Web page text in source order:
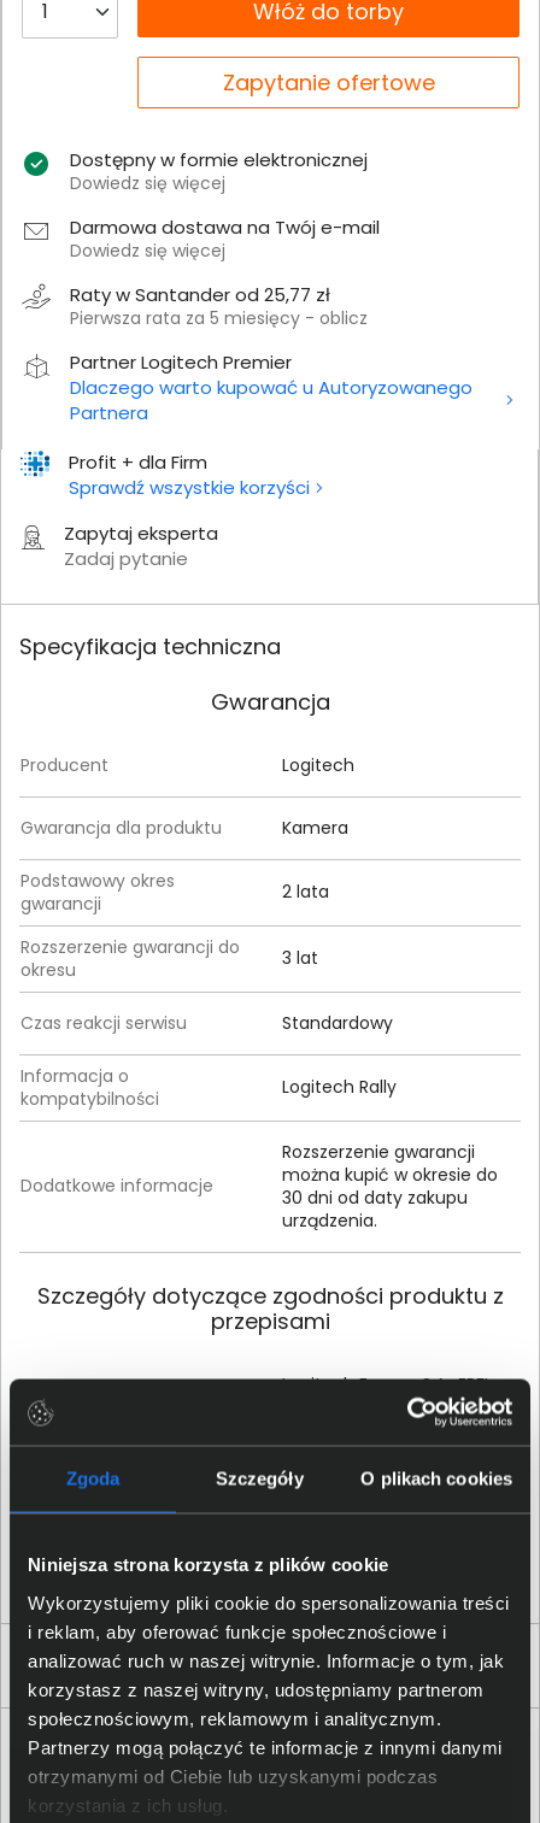
Zgoda Szczegóły O plikach cookies
Niniejsza strona korzysta z plików cookie
Wykorzystujemy pliki cookie do spersonalizowania treści
i reklam, aby oferować funkcje społecznościowe i
analizować ruch w naszej witrynie. Informacje o tym, jak
korzystasz z naszej witryny, udostępniamy partnerom
społecznościowym, reklamowym i analitycznym.
Partnerzy mogą połączyć te informacje z innymi danymi
otrzymanymi od Ciebie lub uzyskanymi podczas
korzystania z ich usług.
Profit + dla Firm
Sprawdź wszystkie korzyści
Zapytaj eksperta
Zadaj pytanie
Włóż do torby
Zapytanie ofertowe
Dostępny w formie elektronicznej
Dowiedz się więcej
Darmowa dostawa na Twój e-mail
Dowiedz się więcej
Raty w Santander od 25,77 zł
Pierwsza rata za 5 miesięcy - oblicz
Partner Logitech Premier
Dlaczego warto kupować u Autoryzowanego
Partnera
Specyfikacja techniczna
Gwarancja
Producent Logitech
Gwarancja dla produktu Kamera
Podstawowy okres
gwarancji
2 lata
Rozszerzenie gwarancji do
okresu
3 lat
Czas reakcji serwisu Standardowy
Informacja o
kompatybilności
Logitech Rally
Dodatkowe informacje
Rozszerzenie gwarancji
można kupić w okresie do
30 dni od daty zakupu
urządzenia.
Szczegóły dotyczące zgodności produktu z
przepisami
Dane producenta
Logitech Europe S.A.; EPFL -
Quartier de l’Innovation, CH
- 1015 Lausanne, Switzerland
Osoba odpowiedzialna za
Logitech Europe S.A.;
Catharijnesingel 47, 3511GC
https://support.
Produkty podobne